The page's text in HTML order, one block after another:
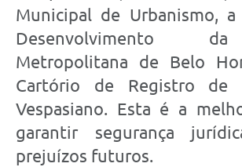
Municipal de Urbanismo,
Desenvolvimento
Metropolitana de Belo
Cartório de Registro de
Vespasiano. Esta é a
garantir segurança
prejuízos futuros.